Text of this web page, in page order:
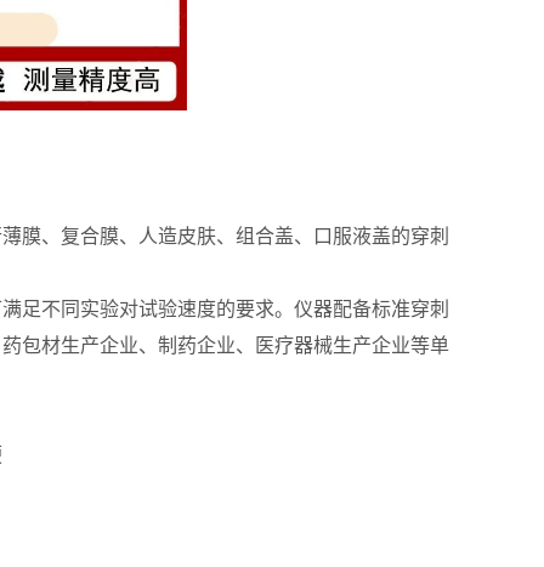
膜、复合膜、人造皮肤、组合盖、口服液盖的穿刺
足不同实验对试验速度的要求。仪器配备标准穿刺
包材生产企业、制药企业、医疗器械生产企业等单